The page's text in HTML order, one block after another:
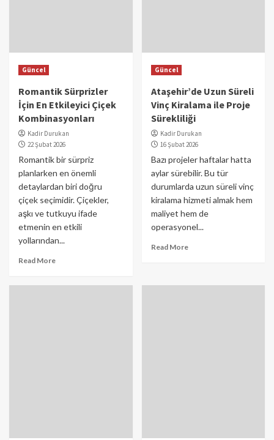
Güncel
Romantik Sürprizler
İçin En Etkileyici Çiçek
Kombinasyonları
Kadir Durukan
22 Şubat 2026
Romantik bir sürpriz
planlarken en önemli
detaylardan biri doğru
çiçek seçimidir. Çiçekler,
aşkı ve tutkuyu ifade
etmenin en etkili
yollarından...
Read More
Güncel
Ataşehir’de Uzun Süreli
Vinç Kiralama ile Proje
Sürekliliği
Kadir Durukan
16 Şubat 2026
Bazı projeler haftalar hatta
aylar sürebilir. Bu tür
durumlarda uzun süreli vinç
kiralama hizmeti almak hem
maliyet hem de
operasyonel...
Read More